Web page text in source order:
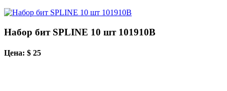
Набор бит SPLINE 10 шт 101910B
Цена: $ 25